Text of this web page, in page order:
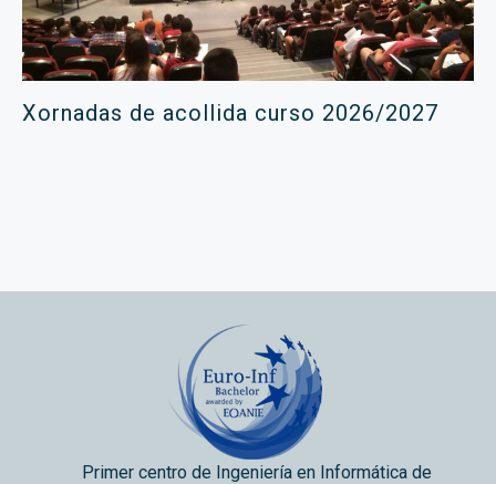
Xornadas de acollida curso 2026/2027
Primer centro de Ingeniería en Informática de